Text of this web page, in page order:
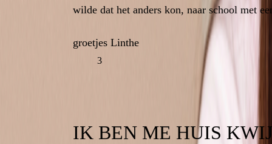
wilde dat het anders kon, naar school met
groetjes Linthe
3
wilde dat het anders kon, naar school
IK BEN ME HUIS
IK BEN ME